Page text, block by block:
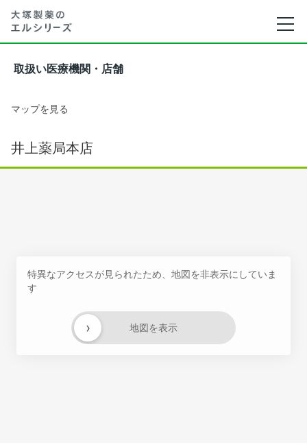
取扱い医療機関・店舗
マップを見る
井上薬局本店
特異なアクセスが見られたため、地図を非表示にしていま
す
地図を表示
›